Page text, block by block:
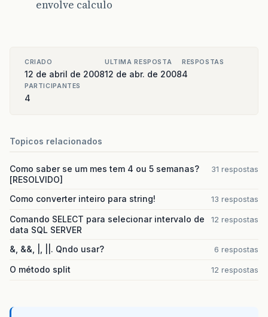
envolve calculo
CRIADO
12 de abril de 2008
ULTIMA RESPOSTA
12 de abr. de 2008
RESPOSTAS
4
PARTICIPANTES
4
Topicos relacionados
Como saber se um mes tem 4 ou 5 semanas?
[RESOLVIDO]
31 respostas
Como converter inteiro para string! 13 respostas
Comando SELECT para selecionar intervalo de
data SQL SERVER
12 respostas
&, &&, |, ||. Qndo usar? 6 respostas
O método split 12 respostas